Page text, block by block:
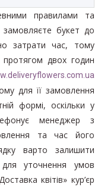
правилами та
букет до
затрати час, тому
протягом двох годин
для її замовлення
формі, оскільки у
менеджер з
та час його
варто залишити
уточнення умов
квітів» кур’єр